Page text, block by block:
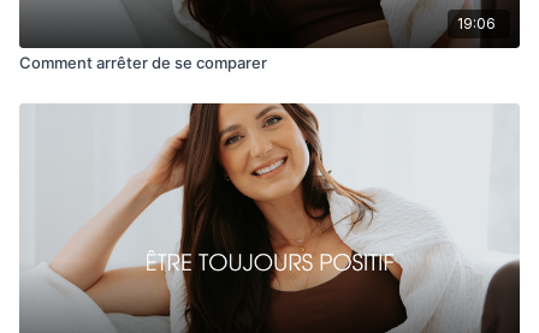
19:06
Comment arrêter de se comparer